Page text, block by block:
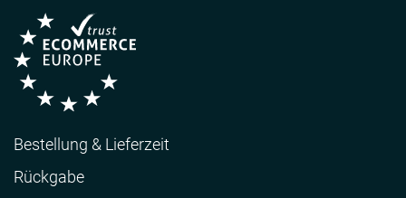
Bestellung & Lieferzeit
Rückgabe